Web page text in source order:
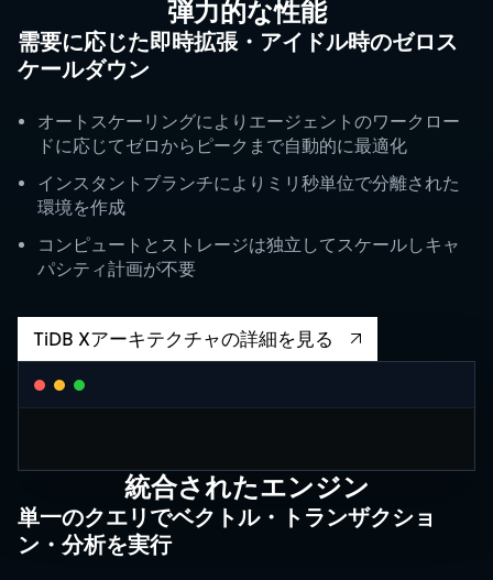
弾力的な性能
需要に応じた即時拡張・アイドル時のゼロス
ケールダウン
オートスケーリングによりエージェントのワークロー
ドに応じてゼロからピークまで自動的に最適化
インスタントブランチによりミリ秒単位で分離された
環境を作成
コンピュートとストレージは独立してスケールしキャ
パシティ計画が不要
TiDB Xアーキテクチャの詳細を見る
CLUSTER AUTOSCALING
Request Units / second
10K
5K
統合されたエンジン
単一のクエリでベクトル・トランザクショ
ン・分析を実行